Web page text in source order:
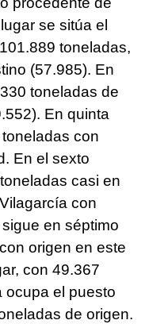
se sitúa el
toneladas,
(57.985). En
toneladas de
En quinta
con
En el sexto
casi en
con
en séptimo
origen en este
con 49.367
ocupa el puesto
de origen.